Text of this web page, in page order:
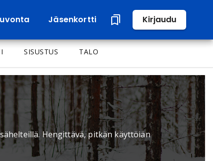
Jäsenkortti Kirjaudu
SISUSTUS TALO
Hengittävä, pitkän käyttöiän